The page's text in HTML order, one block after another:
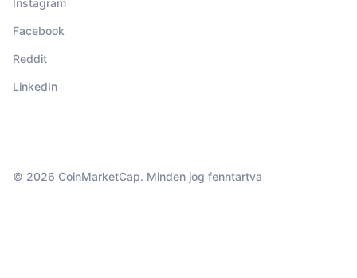
Facebook
Reddit
LinkedIn
© 2026 CoinMarketCap. Minden jog fenntartva